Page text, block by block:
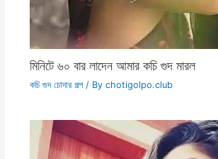
মিনিটে ৬০ বার লাদেন আমার কচি গুদ মারল
কচি গুদ চোদার গল্প/ By chotigolpo.club